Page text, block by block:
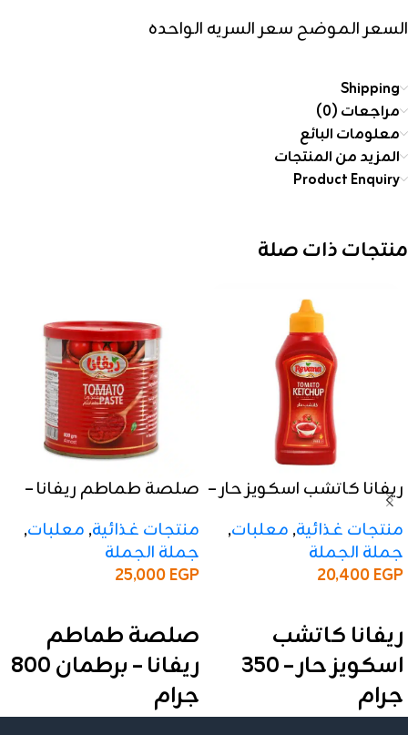
السعر الموضح سعر السريه الواحده
Shipping
مراجعات (0)
معلومات البائع
المزيد من المنتجات
Product Enquiry
منتجات ذات صلة
ريفانا كاتشب اسكويز حار –
350 جرام
منتجات غذائية, معلبات,
جملة الجملة
20,400EGP
ريفانا كاتشب
اسكويز حار – 350
جرام
صلصة طماطم ريفانا –
منتجات غذائية, معلبات,
جملة الجملة
25,000EGP
صلصة طماطم
ريفانا – برطمان 800
جرام